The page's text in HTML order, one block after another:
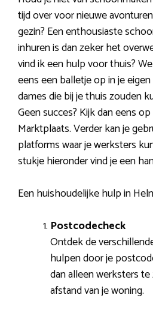
tijd over voor nieuwe
gezin? Een enthousiaste
inhuren is dan zeker het
vind ik een hulp voor thuis?
eens een balletje op in je
dames die bij je thuis zouden
Geen succes? Kijk dan eens
Marktplaats. Verder kan je
platforms waar je werksters
stukje hieronder vind je een
Een huishoudelijke hulp in
Postcodecheck
Ontdek de
hulpen door je
dan alleen werksters
afstand van je woning.